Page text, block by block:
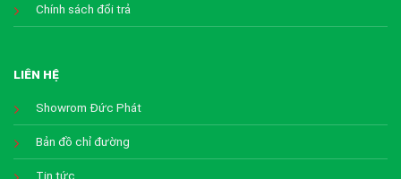
Chính sách đổi trả
LIÊN HỆ
Showrom Đức Phát
Bản đồ chỉ đường
Tin tức